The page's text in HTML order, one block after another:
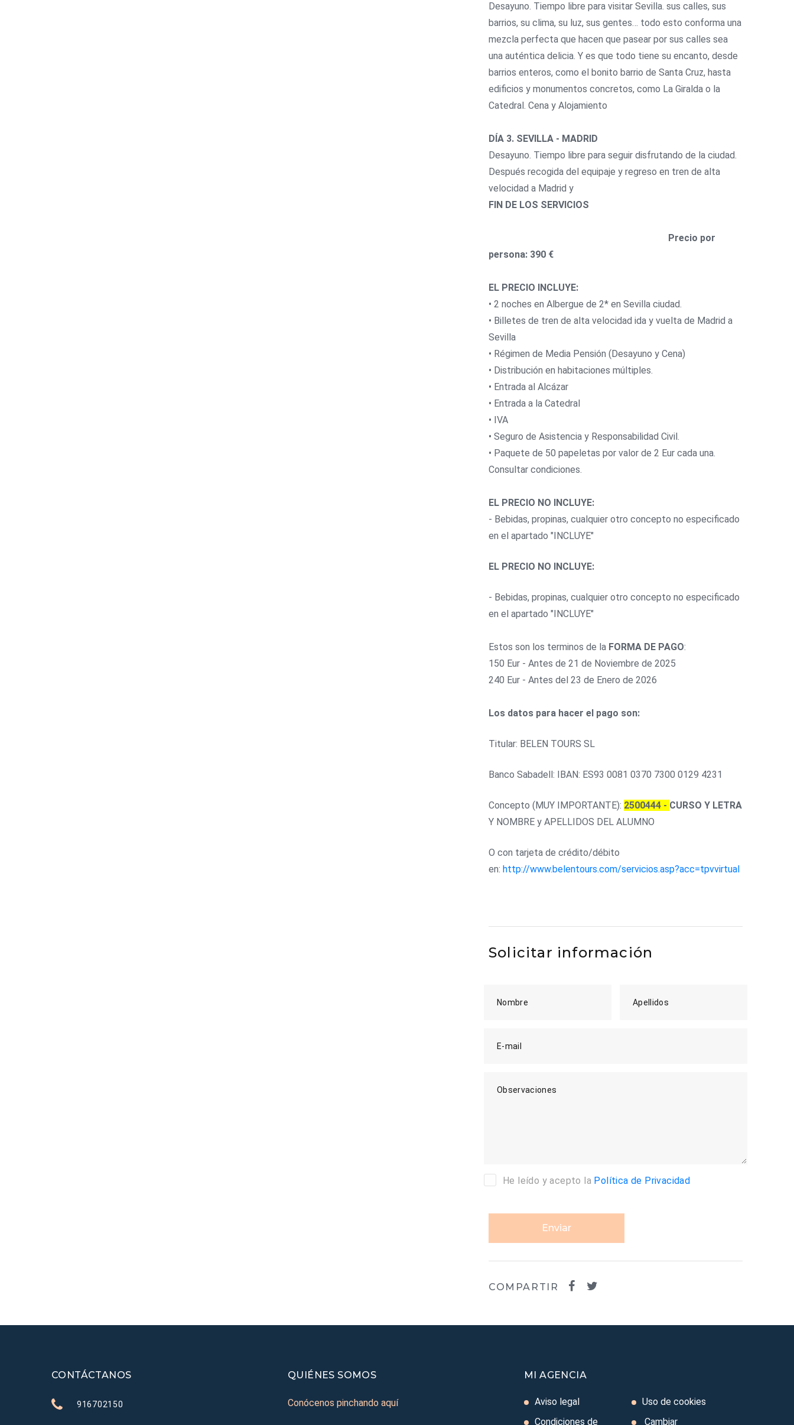
Desayuno. Tiempo libre para visitar Sevilla. sus calles, sus
barrios, su clima, su luz, sus gentes… todo esto conforma una
mezcla perfecta que hacen que pasear por sus calles sea
una auténtica delicia. Y es que todo tiene su encanto, desde
barrios enteros, como el bonito barrio de Santa Cruz, hasta
edificios y monumentos concretos, como La Giralda o la
Catedral. Cena y Alojamiento
DÍA 3. SEVILLA - MADRID
Desayuno. Tiempo libre para seguir disfrutando de la ciudad.
Después recogida del equipaje y regreso en tren de alta
velocidad a Madrid y
FIN DE LOS SERVICIOS
Precio por
persona: 390 €
EL PRECIO INCLUYE:
• 2 noches en Albergue de 2* en Sevilla ciudad.
• Billetes de tren de alta velocidad ida y vuelta de Madrid a
Sevilla
• Régimen de Media Pensión (Desayuno y Cena)
• Distribución en habitaciones múltiples.
• Entrada al Alcázar
• Entrada a la Catedral
• IVA
• Seguro de Asistencia y Responsabilidad Civil.
• Paquete de 50 papeletas por valor de 2 Eur cada una.
Consultar condiciones.
EL PRECIO NO INCLUYE:
- Bebidas, propinas, cualquier otro concepto no especificado
en el apartado "INCLUYE"
EL PRECIO NO INCLUYE:
- Bebidas, propinas, cualquier otro concepto no especificado
en el apartado "INCLUYE"
Estos son los terminos de la FORMA DE PAGO:
150 Eur - Antes de 21 de Noviembre de 2025
240 Eur - Antes del 23 de Enero de 2026
Los datos para hacer el pago son:
Titular: BELEN TOURS SL
Banco Sabadell: IBAN: ES93 0081 0370 7300 0129 4231
Concepto (MUY IMPORTANTE): 2500444 - CURSO Y LETRA
Y NOMBRE y APELLIDOS DEL ALUMNO
O con tarjeta de crédito/débito
en: http://www.belentours.com/servicios.asp?acc=tpvvirtual
Solicitar información
Nombre Apellidos
E-mail
Observaciones
He leído y acepto la Política de Privacidad
Enviar
COMPARTIR
CONTÁCTANOS
916702150
QUIÉNES SOMOS
Conócenos pinchando aquí
MI AGENCIA
Aviso legal
Condiciones de
Uso de cookies
Cambiar